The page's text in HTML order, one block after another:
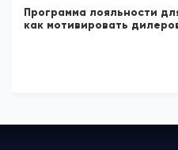
Программа лояльности
как мотивировать